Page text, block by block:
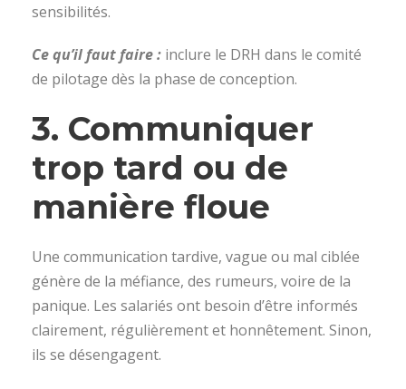
sensibilités.
Ce qu’il faut faire : inclure le DRH dans le comité
de pilotage dès la phase de conception.
3. Communiquer
trop tard ou de
manière floue
Une communication tardive, vague ou mal ciblée
génère de la méfiance, des rumeurs, voire de la
panique. Les salariés ont besoin d’être informés
clairement, régulièrement et honnêtement. Sinon,
ils se désengagent.